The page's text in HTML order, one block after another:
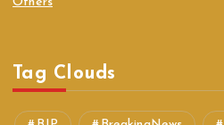
Tag Clouds